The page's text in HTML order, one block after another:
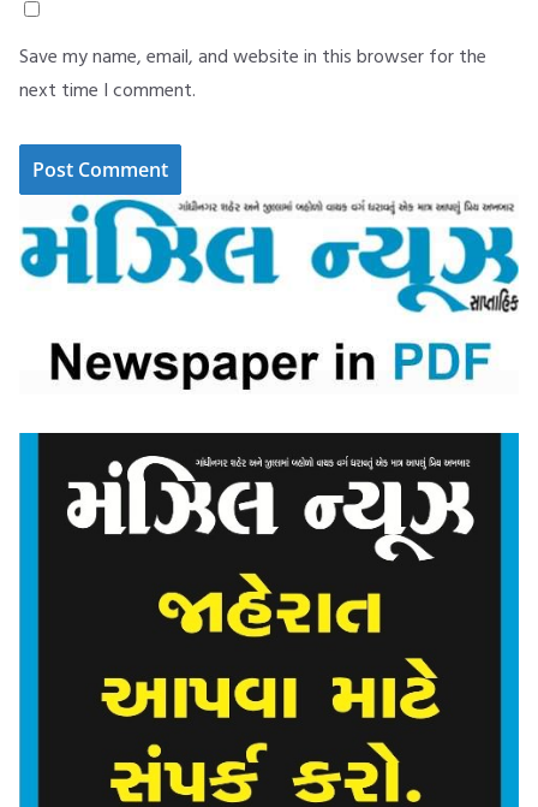
Save my name, email, and website in this browser for the
next time I comment.